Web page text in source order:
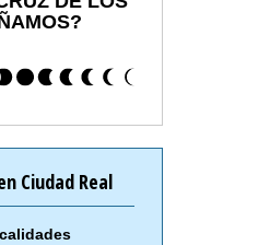
Ciudad Real